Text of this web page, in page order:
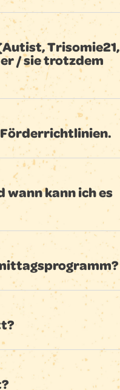
Trisomie21,
/ sie trotzdem
wann kann ich es